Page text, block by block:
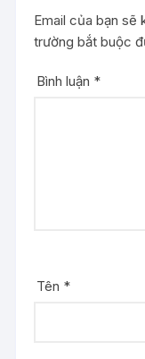
Email của bạn sẽ
trường bắt buộc
Bình luận *
Tên *